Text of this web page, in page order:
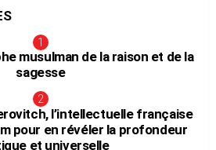
musulman de la raison et de la
sagesse
l’intellectuelle française
pour en révéler la profondeur
et universelle